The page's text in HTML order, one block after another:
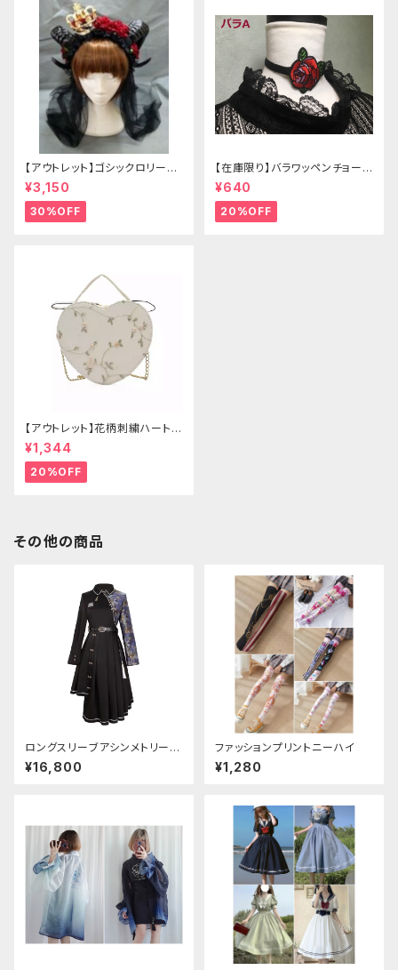
【アウトレット】ゴシックロリータ
ゴールドクラウン＆ホーン(ヴェ
ール付き)
¥3,150
30%OFF
【在庫限り】バラワッペンチョーカ
ー
¥640
20%OFF
【アウトレット】花柄刺繍ハートバ
ッグ
¥1,344
20%OFF
その他の商品
ロングスリーブアシンメトリーチ
ャイナドレス
¥16,800
ファッションプリントニーハイ
¥1,280